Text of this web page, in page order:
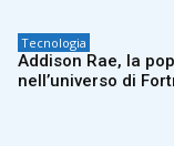
Tecnologia
Addison Rae, la
nell’universo di